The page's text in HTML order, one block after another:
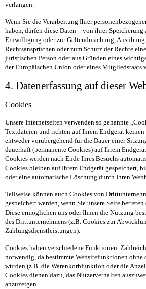
verlangen.
Wenn Sie die Verarbeitung Ihrer
haben, dürfen diese Daten – von ihrer Speicherung
Einwilligung oder zur Geltendmachung,
Rechtsansprüchen oder zum Schutz der Rechte
juristischen Person oder aus Gründen eines
der Europäischen Union oder eines Mitgliedstaats
4. Datenerfassung auf dieser
Cookies
Unsere Internetseiten verwenden so genannte
Textdateien und richten auf Ihrem Endgerät keinen
entweder vorübergehend für die Dauer einer
dauerhaft (permanente Cookies) auf Ihrem
Cookies werden nach Ende Ihres Besuchs
Cookies bleiben auf Ihrem Endgerät gespeichert,
oder eine automatische Löschung durch Ihren
Teilweise können auch Cookies von
gespeichert werden, wenn Sie unsere Seite
Diese ermöglichen uns oder Ihnen die Nutzung
des Drittunternehmens (z.B. Cookies zur
Zahlungsdienstleistungen).
Cookies haben verschiedene Funktionen.
notwendig, da bestimmte Websitefunktionen
würden (z.B. die Warenkorbfunktion oder die
Cookies dienen dazu, das Nutzerverhalten
anzuzeigen.